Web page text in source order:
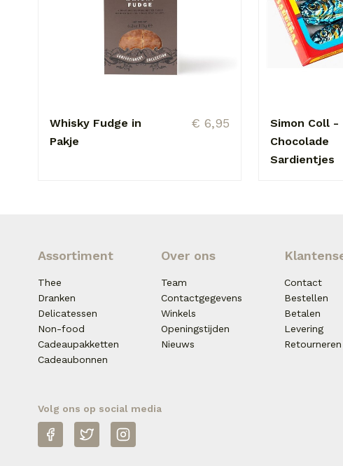
Whisky Fudge in
Pakje
€ 6,95
Simon Coll -
Chocolade
Sardientjes
Assortiment
Thee
Dranken
Delicatessen
Non-food
Cadeaupakketten
Cadeaubonnen
Over ons
Team
Contactgegevens
Winkels
Openingstijden
Nieuws
Contact
Bestellen
Betalen
Levering
Retourneren
Volg ons op social media